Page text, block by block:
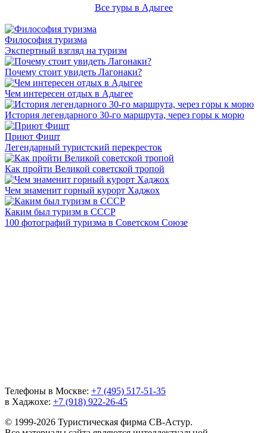
Все туры в Адыгее
Философия туризма
Экспертный взгляд на туризм
Почему стоит увидеть Лагонаки?
Чем интересен отдых в Адыгее
История легендарного 30-го маршрута, через горы к морю
Приют Фишт
Легендарный туристский перекресток
Как пройти Великой советской тропой
Чем знаменит горный курорт Хаджох
Каким был туризм в СССР
100 фотографий туризма в Советском Союзе
Телефоны в Москве: +7 (495) 517-51-35
в Хаджохе: +7 (918) 922-26-45
© 1999-2026 Туристическая фирма СВ-Астур.